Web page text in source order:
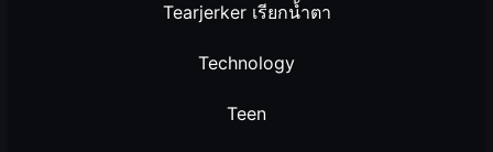
Tearjerker เรียกน้ำตา
Technology
Teen